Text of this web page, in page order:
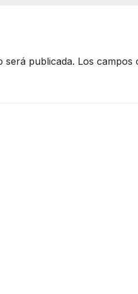
será publicada. Los campos